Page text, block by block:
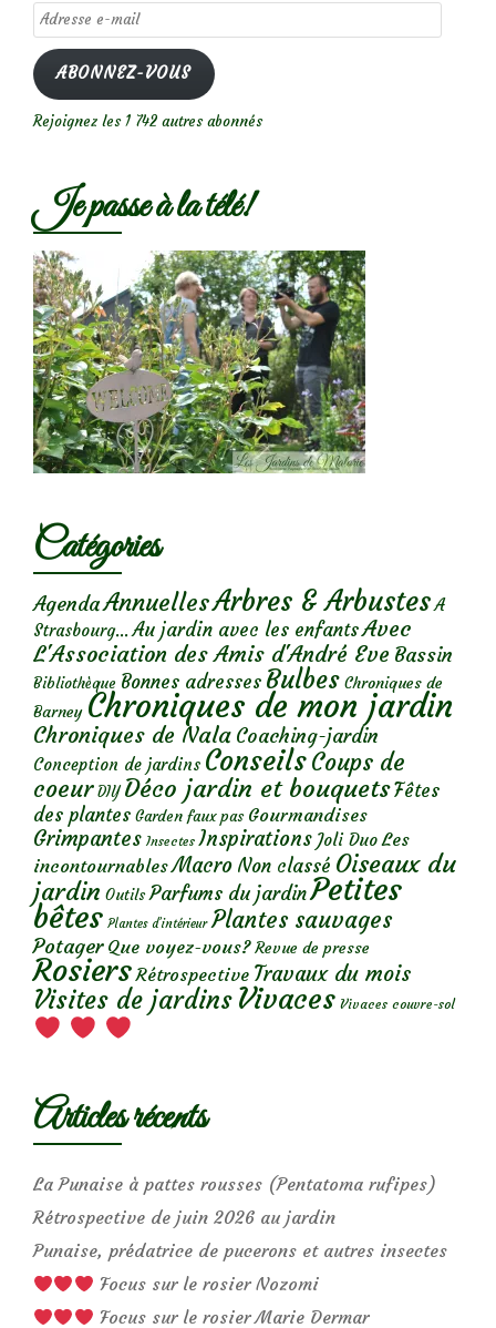
Adresse
e-
mail
ABONNEZ-VOUS
Rejoignez les 1 742 autres abonnés
Je passe à la télé!
Catégories
AgendaAnnuellesArbres & Arbustes A
Strasbourg... Au jardin avec les enfantsAvec
L'Association des Amis d'André Eve Bassin
Bibliothèque Bonnes adresses Bulbes Chroniques de
Barney Chroniques de mon jardin
Chroniques de Nala Coaching-jardin
Conception de jardins ConseilsCoups de
coeur DIY Déco jardin et bouquetsFêtes
des plantes Garden faux pas Gourmandises
Grimpantes Insectes Inspirations Joli Duo Les
incontournables Macro Non classé Oiseaux du
jardin Outils Parfums du jardinPetites
bêtes Plantes d’intérieur Plantes sauvages
Potager Que voyez-vous? Revue de presse
Rosiers Rétrospective Travaux du mois
Visites de jardins Vivaces Vivaces couvre-sol
Articles récents
La Punaise à pattes rousses (Pentatoma rufipes)
Rétrospective de juin 2026 au jardin
Punaise, prédatrice de pucerons et autres insectes
Focus sur le rosier Nozomi
Focus sur le rosier Marie Dermar